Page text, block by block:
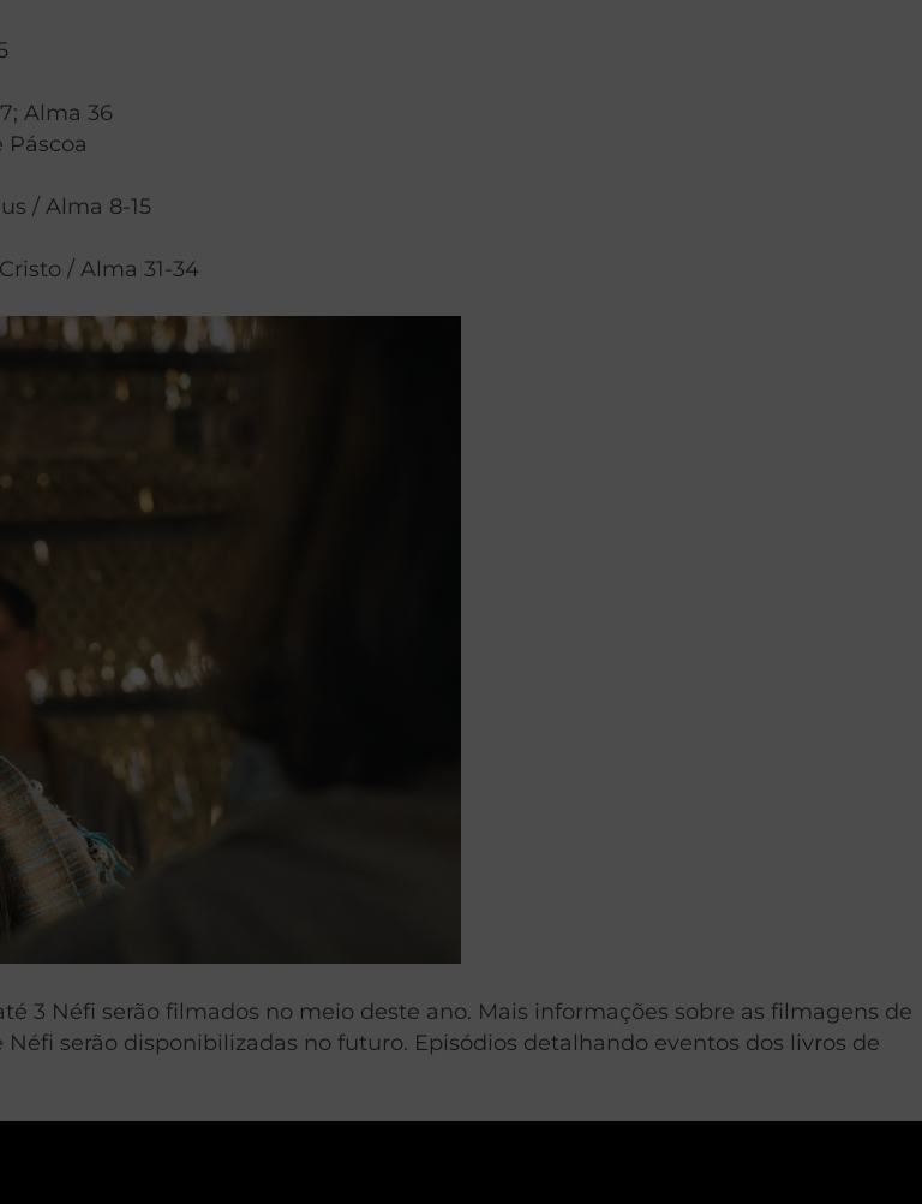
Alma 36
Páscoa
/ Alma 8-15
/ Alma 31-34
3 Néfi serão filmados no meio deste ano. Mais informações sobre as filmagens de
serão disponibilizadas no futuro. Episódios detalhando eventos dos livros de